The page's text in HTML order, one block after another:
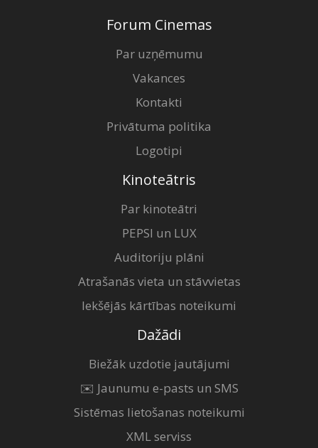
Forum Cinemas
Par uzņēmumu
Vakances
Kontakti
Privātuma politika
Logotipi
Kinoteātris
Par kinoteātri
PEPSI un LUX
Auditoriju plāni
Atrašanās vieta un stāvvietas
Iekšējās kārtības noteikumi
Dažādi
Biežāk uzdotie jautājumi
✉️ Jaunumu e-pasts un SMS
Sistēmas lietošanas noteikumi
XML serviss